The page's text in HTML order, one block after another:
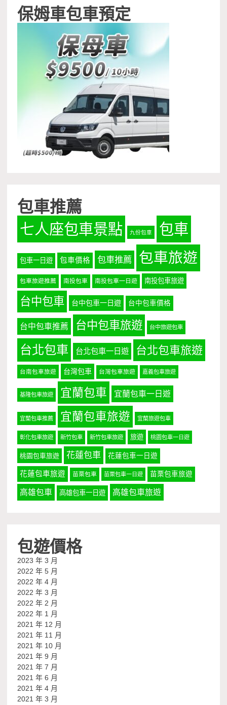
保姆車包車預定
包車推薦
七人座包車景點 九份包車 包車
包車一日遊 包車價格 包車推薦 包車旅遊
包車旅遊推薦 南投包車 南投包車一日遊 南投包車旅遊
台中包車 台中包車一日遊 台中包車價格
台中包車推薦 台中包車旅遊 台中旅遊包車
台北包車 台北包車一日遊 台北包車旅遊
台南包車旅遊 台灣包車 台灣包車旅遊 嘉義包車旅遊
基隆包車旅遊 宜蘭包車 宜蘭包車一日遊
宜蘭包車推薦 宜蘭包車旅遊 宜蘭旅遊包車
彰化包車旅遊 新竹包車 新竹包車旅遊 旅遊 桃園包車一日遊
桃園包車旅遊 花蓮包車 花蓮包車一日遊
花蓮包車旅遊 苗栗包車 苗栗包車一日遊 苗栗包車旅遊
高雄包車 高雄包車一日遊 高雄包車旅遊
包遊價格
2023 年 3 月
2022 年 5 月
2022 年 4 月
2022 年 3 月
2022 年 2 月
2022 年 1 月
2021 年 12 月
2021 年 11 月
2021 年 10 月
2021 年 9 月
2021 年 7 月
2021 年 6 月
2021 年 4 月
2021 年 3 月